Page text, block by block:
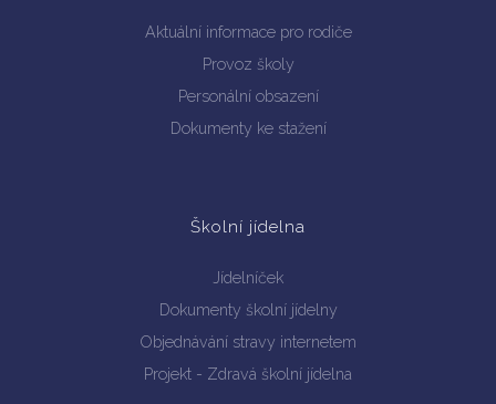
Aktuální informace pro rodiče
Provoz školy
Personální obsazení
Dokumenty ke stažení
Školní jídelna
Jídelníček
Dokumenty školní jídelny
Objednávání stravy internetem
Projekt - Zdravá školní jídelna